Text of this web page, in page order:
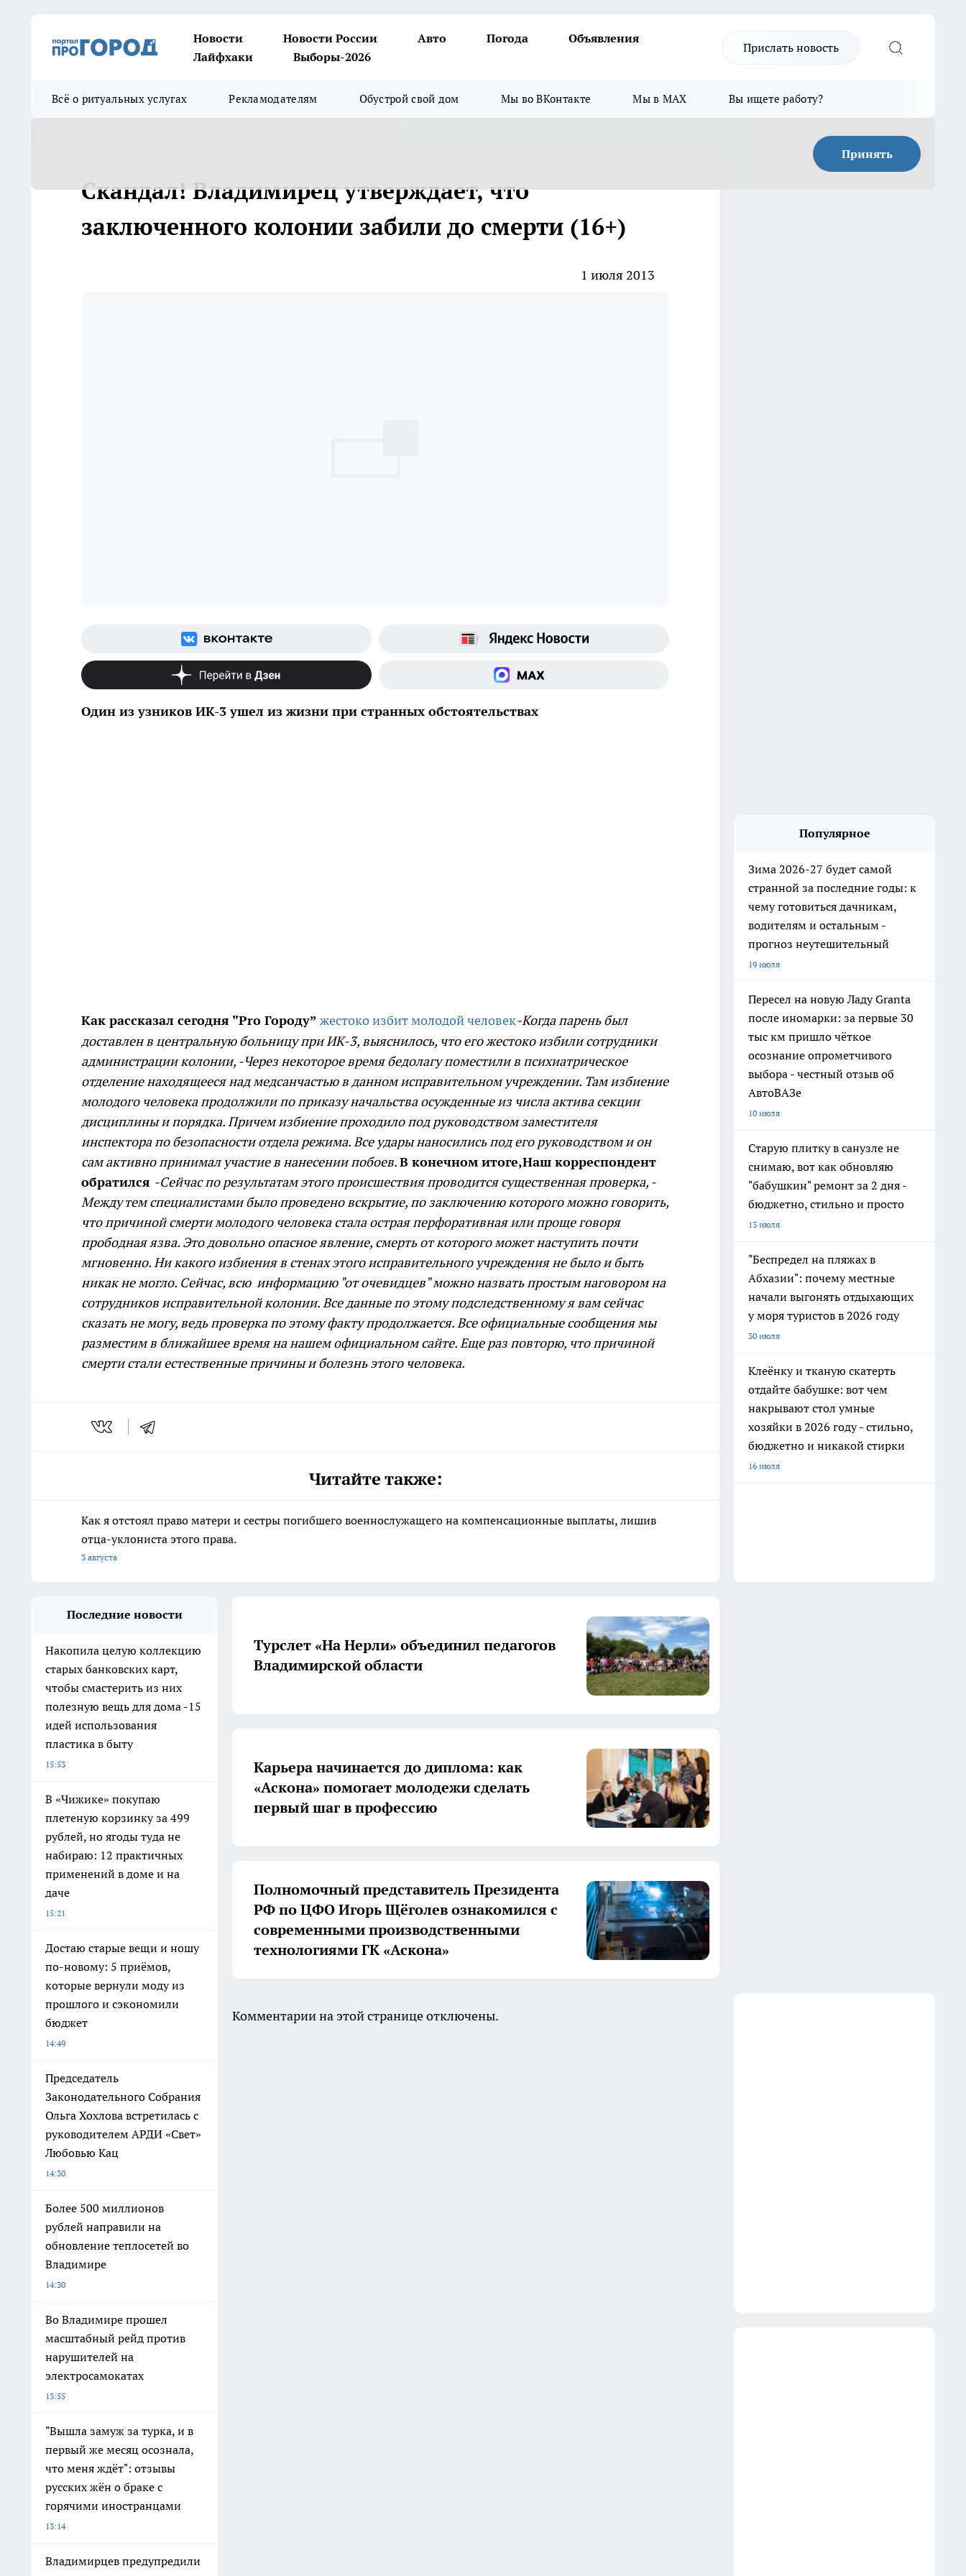
Новости Новости России Авто Погода
Объявления
Лайфхаки
Выборы-2026
Прислать новость
Всё о ритуальных услугах Рекламодателям Обустрой свой дом Мы во ВКонтакте Мы в MAX Вы ищете работу?
Принять
Скандал! Владимирец утверждает, что
заключенного колонии забили до смерти (16+)
1 июля 2013
Один из узников ИК-3 ушел из жизни при странных обстоятельствах
Как рассказал сегодня "Pro Городу” жестоко избит молодой человек-Когда парень был
доставлен в центральную больницу при ИК-3, выяснилось, что его жестоко избили сотрудники
администрации колонии, -Через некоторое время бедолагу поместили в психиатрическое
отделение находящееся над медсанчастью в данном исправительном учреждении. Там избиение
молодого человека продолжили по приказу начальства осужденные из числа актива секции
дисциплины и порядка. Причем избиение проходило под руководством заместителя
инспектора по безопасности отдела режима. Все удары наносились под его руководством и он
сам активно принимал участие в нанесении побоев.В конечном итоге,Наш корреспондент
обратился -Сейчас по результатам этого происшествия проводится существенная проверка, -
Между тем специалистами было проведено вскрытие, по заключению которого можно говорить,
что причиной смерти молодого человека стала острая перфоративная или проще говоря
прободная язва. Это довольно опасное явление, смерть от которого может наступить почти
мгновенно. Ни какого избиения в стенах этого исправительного учреждения не было и быть
никак не могло. Сейчас, всю информацию "от очевидцев" можно назвать простым наговором на
сотрудников исправительной колонии. Все данные по этому подследственному я вам сейчас
сказать не могу, ведь проверка по этому факту продолжается. Все официальные сообщения мы
разместим в ближайшее время на нашем официальном сайте. Еще раз повторю, что причиной
смерти стали естественные причины и болезнь этого человека.
Читайте также:
Как я отстоял право матери и сестры погибшего военнослужащего на компенсационные выплаты, лишив
отца-уклониста этого права.
3 августа
Популярное
Зима 2026-27 будет самой
странной за последние годы: к
чему готовиться дачникам,
водителям и остальным -
прогноз неутешительный
19 июля
Пересел на новую Ладу Granta
после иномарки: за первые 30
тыс км пришло чёткое
осознание опрометчивого
выбора - честный отзыв об
АвтоВАЗе
10 июля
Старую плитку в санузле не
снимаю, вот как обновляю
"бабушкин" ремонт за 2 дня -
бюджетно, стильно и просто
13 июля
"Беспредел на пляжах в
Абхазии": почему местные
начали выгонять отдыхающих
у моря туристов в 2026 году
30 июля
Клеёнку и тканую скатерть
отдайте бабушке: вот чем
накрывают стол умные
хозяйки в 2026 году - стильно,
бюджетно и никакой стирки
16 июля
Последние новости
Накопила целую коллекцию
старых банковских карт,
чтобы смастерить из них
полезную вещь для дома -15
идей использования
пластика в быту
15:53
В «Чижике» покупаю
плетеную корзинку за 499
рублей, но ягоды туда не
набираю: 12 практичных
применений в доме и на
даче
15:21
Достаю старые вещи и ношу
по-новому: 5 приёмов,
которые вернули моду из
прошлого и сэкономили
бюджет
14:49
Председатель
Законодательного Собрания
Ольга Хохлова встретилась с
руководителем АРДИ «Свет»
Любовью Кац
14:30
Более 500 миллионов
рублей направили на
обновление теплосетей во
Владимире
14:30
Во Владимире прошел
масштабный рейд против
нарушителей на
электросамокатах
13:55
"Вышла замуж за турка, и в
первый же месяц осознала,
что меня ждёт": отзывы
русских жён о браке с
горячими иностранцами
13:14
Владимирцев предупредили
Турслет «На Нерли» объединил педагогов
Владимирской области
Карьера начинается до диплома: как
«Аскона» помогает молодежи сделать
первый шаг в профессию
Полномочный представитель Президента
РФ по ЦФО Игорь Щёголев ознакомился с
современными производственными
технологиями ГК «Аскона»
Комментарии на этой странице отключены.